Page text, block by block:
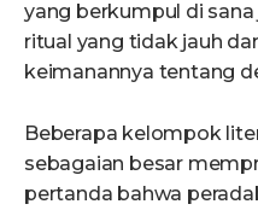
yang berkumpul di
ritual yang tidak jauh
keimanannya tentang
Beberapa kelompok
sebagaian besar
pertanda bahwa